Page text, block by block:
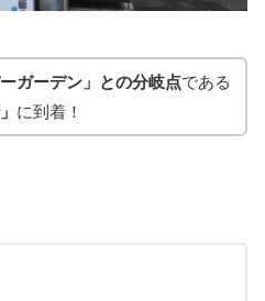
ガーデン」との分岐点である
に到着！